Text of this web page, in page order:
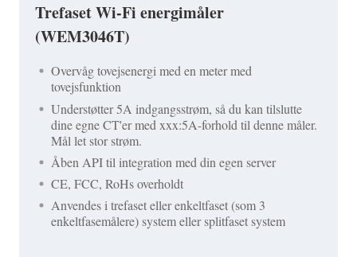
Trefaset Wi-Fi energimåler
(WEM3046T)
Overvåg tovejsenergi med en meter med
tovejsfunktion
Understøtter 5A indgangsstrøm, så du kan tilslutte
dine egne CT'er med xxx:5A-forhold til denne måler.
Mål let stor strøm.
Åben API til integration med din egen server
CE, FCC, RoHs overholdt
Anvendes i trefaset eller enkeltfaset (som 3
enkeltfasemålere) system eller splitfaset system